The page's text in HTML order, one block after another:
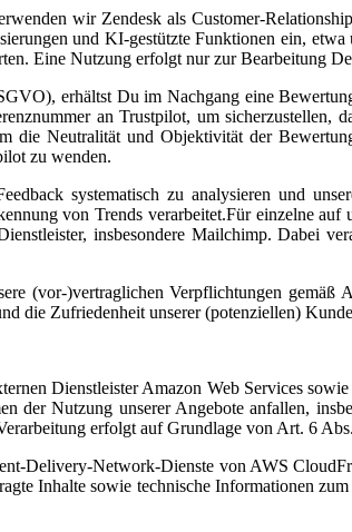
wir Zendesk als Customer-
und KI-gestützte Funktionen ein,
Eine Nutzung erfolgt nur zur Bearbeitung
erhältst Du im Nachgang eine
an Trustpilot, um sicherzustellen,
Neutralität und Objektivität der
zu wenden.
systematisch zu analysieren und
von Trends verarbeitet.Für einzelne
insbesondere Mailchimp. Dabei
(vor-)vertraglichen Verpflichtungen
die Zufriedenheit unserer (potenziellen)
Dienstleister Amazon Web Services
der Nutzung unserer Angebote anfallen,
erfolgt auf Grundlage von Art. 6
Delivery-Network-Dienste von AWS
Inhalte sowie technische Informationen